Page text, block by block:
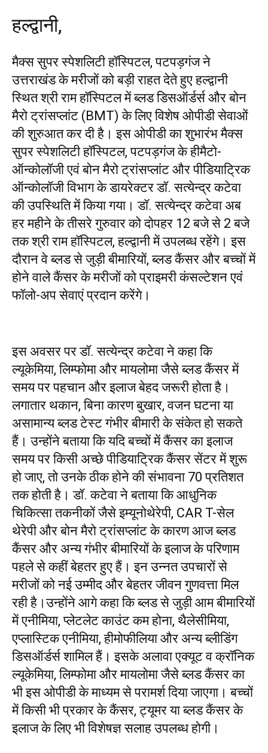
हल्द्वानी,
मैक्स सुपर स्पेशलिटी हॉस्पिटल, पटपड़गंज ने
उत्तराखंड के मरीजों को बड़ी राहत देते हुए हल्द्वानी
स्थित श्री राम हॉस्पिटल में ब्लड डिसऑर्डर्स और बोन
मैरो ट्रांसप्लांट (BMT) के लिए विशेष ओपीडी सेवाओं
की शुरुआत कर दी है। इस ओपीडी का शुभारंभ मैक्स
सुपर स्पेशलिटी हॉस्पिटल, पटपड़गंज के हीमैटो-
ऑन्कोलॉजी एवं बोन मैरो ट्रांसप्लांट और पीडियाट्रिक
ऑन्कोलॉजी विभाग के डायरेक्टर डॉ. सत्येन्द्र कटेवा
की उपस्थिति में किया गया। डॉ. सत्येन्द्र कटेवा अब
हर महीने के तीसरे गुरुवार को दोपहर 12 बजे से 2 बजे
तक श्री राम हॉस्पिटल, हल्द्वानी में उपलब्ध रहेंगे। इस
दौरान वे ब्लड से जुड़ी बीमारियों, ब्लड कैंसर और बच्चों में
होने वाले कैंसर के मरीजों को प्राइमरी कंसल्टेशन एवं
फॉलो-अप सेवाएं प्रदान करेंगे।
इस अवसर पर डॉ. सत्येन्द्र कटेवा ने कहा कि
ल्यूकेमिया, लिम्फोमा और मायलोमा जैसे ब्लड कैंसर में
समय पर पहचान और इलाज बेहद जरूरी होता है।
लगातार थकान, बिना कारण बुखार, वजन घटना या
असामान्य ब्लड टेस्ट गंभीर बीमारी के संकेत हो सकते
हैं। उन्होंने बताया कि यदि बच्चों में कैंसर का इलाज
समय पर किसी अच्छे पीडियाट्रिक कैंसर सेंटर में शुरू
हो जाए, तो उनके ठीक होने की संभावना 70 प्रतिशत
तक होती है। डॉ. कटेवा ने बताया कि आधुनिक
चिकित्सा तकनीकों जैसे इम्यूनोथेरेपी, CAR T-सेल
थेरेपी और बोन मैरो ट्रांसप्लांट के कारण आज ब्लड
कैंसर और अन्य गंभीर बीमारियों के इलाज के परिणाम
पहले से कहीं बेहतर हुए हैं। इन उन्नत उपचारों से
मरीजों को नई उम्मीद और बेहतर जीवन गुणवत्ता मिल
रही है।उन्होंने आगे कहा कि ब्लड से जुड़ी आम बीमारियों
में एनीमिया, प्लेटलेट काउंट कम होना, थैलेसीमिया,
एप्लास्टिक एनीमिया, हीमोफीलिया और अन्य ब्लीडिंग
डिसऑर्डर्स शामिल हैं। इसके अलावा एक्यूट व क्रॉनिक
ल्यूकेमिया, लिम्फोमा और मायलोमा जैसे ब्लड कैंसर का
भी इस ओपीडी के माध्यम से परामर्श दिया जाएगा। बच्चों
में किसी भी प्रकार के कैंसर, ट्यूमर या ब्लड कैंसर के
इलाज के लिए भी विशेषज्ञ सलाह उपलब्ध होगी।